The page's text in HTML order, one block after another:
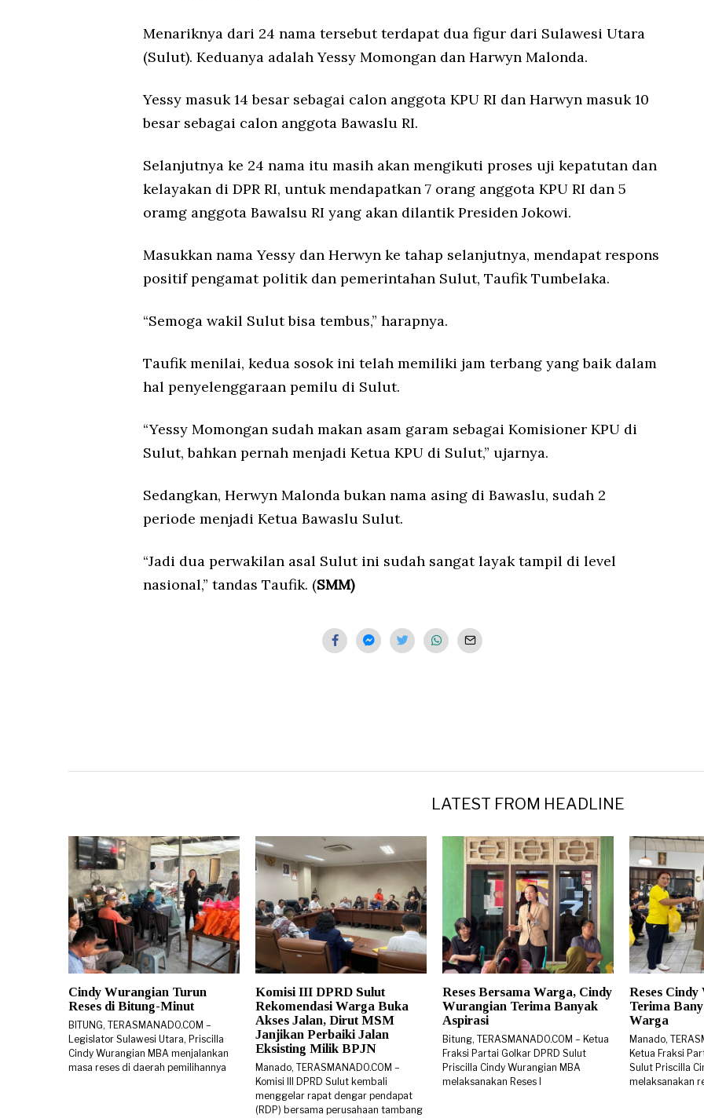
Menariknya dari 24 nama tersebut terdapat dua figur dari Sulawesi Utara
(Sulut). Keduanya adalah Yessy Momongan dan Harwyn Malonda.
Yessy masuk 14 besar sebagai calon anggota KPU RI dan Harwyn masuk 10
besar sebagai calon anggota Bawaslu RI.
Selanjutnya ke 24 nama itu masih akan mengikuti proses uji kepatutan dan
kelayakan di DPR RI, untuk mendapatkan 7 orang anggota KPU RI dan 5
oramg anggota Bawalsu RI yang akan dilantik Presiden Jokowi.
Masukkan nama Yessy dan Herwyn ke tahap selanjutnya, mendapat respons
positif pengamat politik dan pemerintahan Sulut, Taufik Tumbelaka.
“Semoga wakil Sulut bisa tembus,” harapnya.
Taufik menilai, kedua sosok ini telah memiliki jam terbang yang baik dalam
hal penyelenggaraan pemilu di Sulut.
“Yessy Momongan sudah makan asam garam sebagai Komisioner KPU di
Sulut, bahkan pernah menjadi Ketua KPU di Sulut,” ujarnya.
Sedangkan, Herwyn Malonda bukan nama asing di Bawaslu, sudah 2
periode menjadi Ketua Bawaslu Sulut.
“Jadi dua perwakilan asal Sulut ini sudah sangat layak tampil di level
nasional,” tandas Taufik. (SMM)
LATEST FROM HEADLINE
Cindy Wurangian Turun
Reses di Bitung-Minut
BITUNG, TERASMANADO.COM –
Legislator Sulawesi Utara, Priscilla
Cindy Wurangian MBA menjalankan
masa reses di daerah pemilihannya
Komisi III DPRD Sulut
Rekomendasi Warga Buka
Akses Jalan, Dirut MSM
Janjikan Perbaiki Jalan
Eksisting Milik BPJN
Manado, TERASMANADO.COM –
Komisi III DPRD Sulut kembali
menggelar rapat dengar pendapat
(RDP) bersama perusahaan tambang
Reses Bersama Warga, Cindy
Wurangian Terima Banyak
Aspirasi
Bitung, TERASMANADO.COM – Ketua
Fraksi Partai Golkar DPRD Sulut
Priscilla Cindy Wurangian MBA
melaksanakan Reses I
Reses
Terima
Warga
Manado,
Ketua Fraksi
Sulut Priscilla
melaksanakan